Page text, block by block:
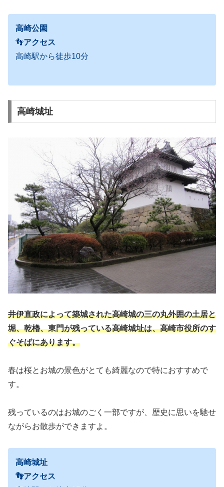
高崎公園
👣アクセス
高崎駅から徒歩10分
高崎城址
井伊直政によって築城された高崎城の三の丸外囲の土居と
堀、乾櫓、東門が残っている高崎城址は、高崎市役所のす
ぐそばにあります。
春は桜とお城の景色がとても綺麗なので特におすすめで
す。
残っているのはお城のごく一部ですが、歴史に思いを馳せ
ながらお散歩ができますよ。
高崎城址
👣アクセス